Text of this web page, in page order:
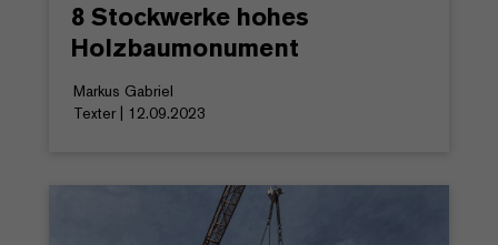
8 Stockwerke hohes
Holzbaumonument
Markus Gabriel
Texter | 12.09.2023